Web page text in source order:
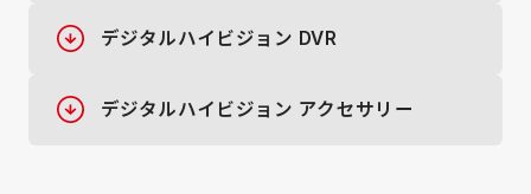
デジタルハイビジョン DVR
デジタルハイビジョン アクセサリー